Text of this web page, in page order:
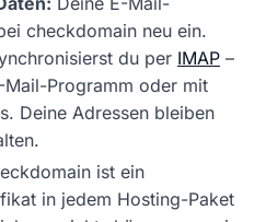
checkdomain neu ein.
du per IMAP –
Programm oder mit
Deine Adressen bleiben
ist ein
in jedem Hosting-Paket